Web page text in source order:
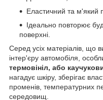
Еластичний та м'який
Ідеально повторює
поверхні.
Серед усіх матеріалів, що
інтер'єру автомобіля,
термовініл, або
нагадує шкіру, зберігає
променів, температурних
середовищ.